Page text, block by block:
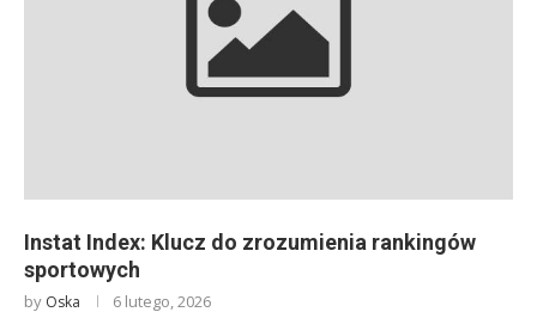
Instat Index: Klucz do zrozumienia rankingów
sportowych
by Oska 6 lutego, 2026